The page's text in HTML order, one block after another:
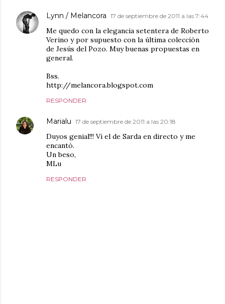
Lynn / Melancora 17 de septiembre de 2011 a las 7:44
Me quedo con la elegancia setentera de Roberto
Verino y por supuesto con la última colección
de Jesús del Pozo. Muy buenas propuestas en
general.
Bss.
http://melancora.blogspot.com
RESPONDER
Marialu 17 de septiembre de 2011 a las 20:18
Duyos genial!!! Vi el de Sarda en directo y me
encantó.
Un beso,
MLu
RESPONDER